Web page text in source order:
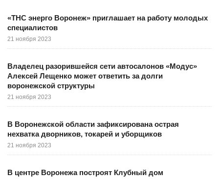
«ТНС энерго Воронеж» приглашает на работу молодых
специалистов
21 ноября 2023
Владелец разорившейся сети автосалонов «Модус»
Алексей Лещенко может ответить за долги
воронежской структуры
21 ноября 2023
В Воронежской области зафиксирована острая
нехватка дворников, токарей и уборщиков
21 ноября 2023
В центре Воронежа построят Клубный дом